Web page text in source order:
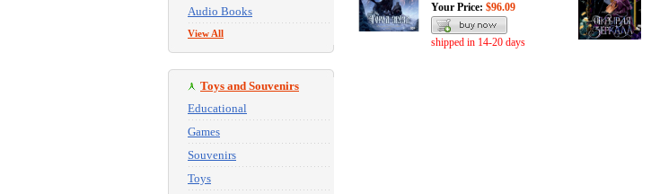
Audio Books
View All
Toys and Souvenirs
Educational
Games
Souvenirs
Toys
Your Price: $96.09
shipped in 14-20 days